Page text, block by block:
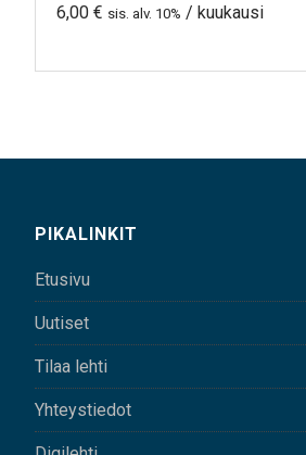
6,00 € sis. alv. 10% / kuukausi
PIKALINKIT
Etusivu
Uutiset
Tilaa lehti
Yhteystiedot